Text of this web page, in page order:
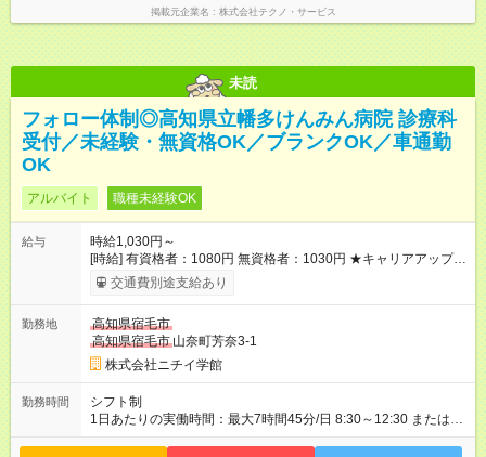
掲載元企業名 株式会社テクノ・サービス
未読
フォロー体制◎高知県立幡多けんみん病院 診療科
受付／未経験・無資格OK／ブランクOK／車通勤
OK
アルバイト 職種未経験OK
給与
時給1,030円～
[時給] 有資格者：1080円 無資格者：1030円 ★キャリアアップ制
度あり 進級により給与がアップします！ 【試用期間】試用期間
あり 試用期間の長さ：3ヶ月 雇用形態、給与は本採用時と同じ
交通費別途支給あり
勤務地
高知県宿毛市
高知県宿毛市 山奈町芳奈3-1
株式会社ニチイ学館
勤務時間
シフト制
1日あたりの実働時間：最大7時間45分/日 8:30～12:30 または
8:30～17:15の間で1日4時間以上 ※シフトによる月78時間の勤